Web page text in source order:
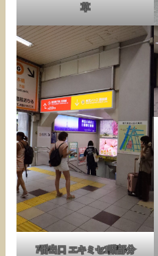
草
7番出口 エキミセ1階部分